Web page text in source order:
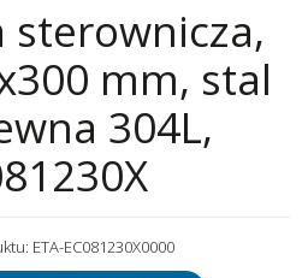
sterownicza,
mm, stal
304L,
ETA-EC081230X0000